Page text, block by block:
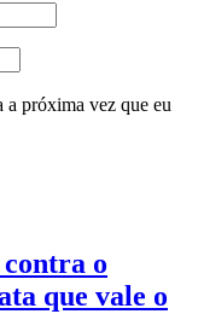
a próxima vez que eu
o
que vale o